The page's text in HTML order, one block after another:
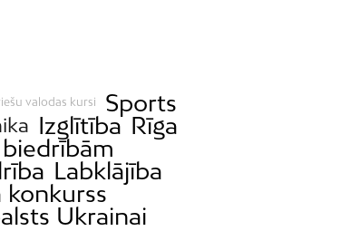
valodas kursi
Sports
Izglītība Rīga
Labklājība
konkurss
Ukrainai